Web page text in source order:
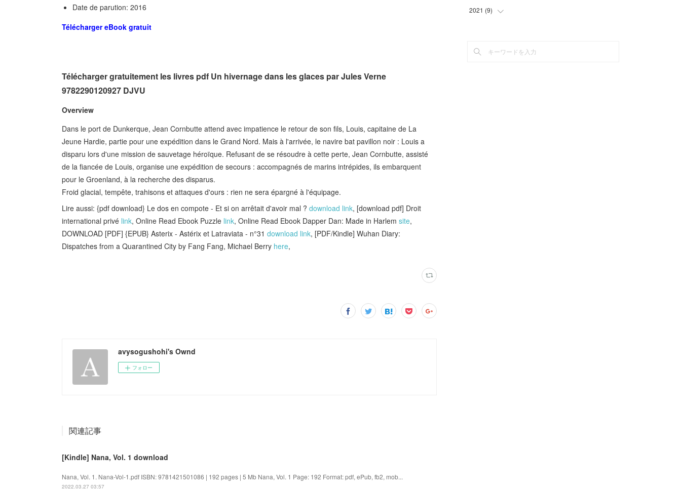
Date de parution: 2016
Télécharger eBook gratuit
Télécharger gratuitement les livres pdf Un hivernage dans les glaces par Jules Verne
9782290120927 DJVU
Overview
Dans le port de Dunkerque, Jean Cornbutte attend avec impatience le retour de son fils, Louis, capitaine de La
Jeune Hardie, partie pour une expédition dans le Grand Nord. Mais à l'arrivée, le navire bat pavillon noir : Louis a
disparu lors d'une mission de sauvetage héroïque. Refusant de se résoudre à cette perte, Jean Cornbutte, assisté
de la fiancée de Louis, organise une expédition de secours : accompagnés de marins intrépides, ils embarquent
pour le Groenland, à la recherche des disparus.
Froid glacial, tempête, trahisons et attaques d'ours : rien ne sera épargné à l'équipage.
Lire aussi: {pdf download} Le dos en compote - Et si on arrêtait d'avoir mal ? download link, [download pdf] Droit
international privé link, Online Read Ebook Puzzle link, Online Read Ebook Dapper Dan: Made in Harlem site,
DOWNLOAD [PDF] {EPUB} Asterix - Astérix et Latraviata - n°31 download link, [PDF/Kindle] Wuhan Diary:
Dispatches from a Quarantined City by Fang Fang, Michael Berry here,
avysogushohi's Ownd
フォロー
関連記事
[Kindle] Nana, Vol. 1 download
Nana, Vol. 1. Nana-Vol-1.pdf ISBN: 9781421501086 | 192 pages | 5 Mb Nana, Vol. 1 Page: 192 Format: pdf, ePub, fb2, mob...
2022.03.27 03:57
(
26)
2021 (9)